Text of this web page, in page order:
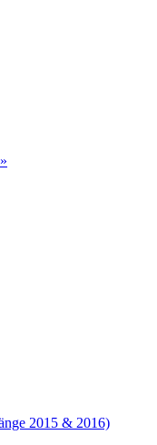
2015 & 2016)